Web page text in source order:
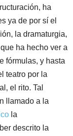
ha
ya de por sí el
la dramaturgia,
ha hecho ver a
fórmulas, y hasta
teatro por la
el rito. Tal
llamado a la
la
descrito la